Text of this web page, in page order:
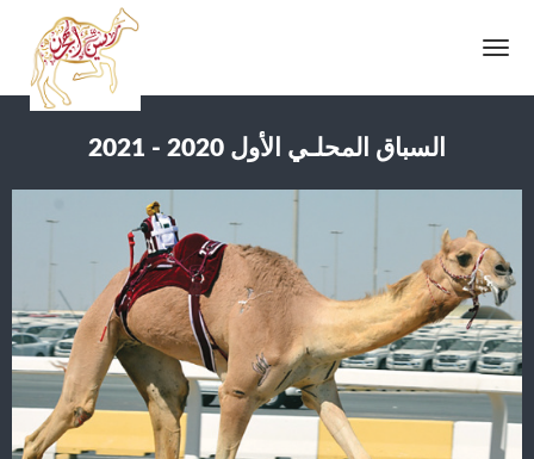
Toggle
السباق المحلـي الأول 2020 - 2021